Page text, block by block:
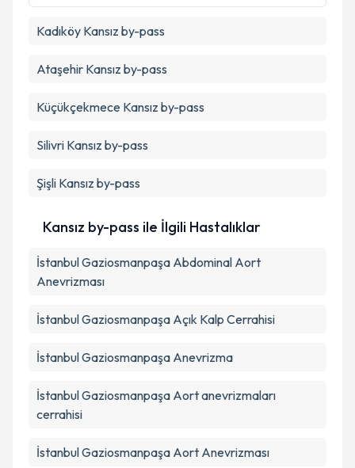
Kadıköy Kansız by-pass
Ataşehir Kansız by-pass
Küçükçekmece Kansız by-pass
Silivri Kansız by-pass
Şişli Kansız by-pass
Kansız by-pass ile İlgili Hastalıklar
İstanbul Gaziosmanpaşa Abdominal Aort
Anevrizması
İstanbul Gaziosmanpaşa Açık Kalp Cerrahisi
İstanbul Gaziosmanpaşa Anevrizma
İstanbul Gaziosmanpaşa Aort anevrizmaları
cerrahisi
İstanbul Gaziosmanpaşa Aort Anevrizması